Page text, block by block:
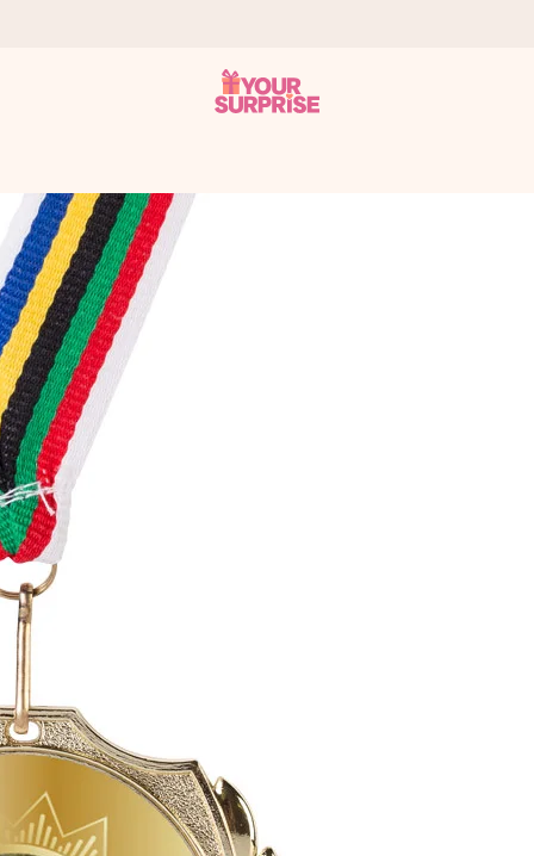
darovat právě v tu správnou chvíli, kdy na tom nejvíc záleží.
4,8.
vaší fotografií nebo vzkazem, který doopravdy zahřeje u